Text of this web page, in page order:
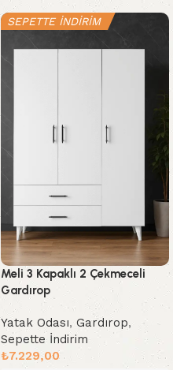
SEPETTE İNDİRİM
Meli 3 Kapaklı 2 Çekmeceli
Gardırop
Yatak Odası, Gardırop,
Sepette İndirim
₺7.229,00